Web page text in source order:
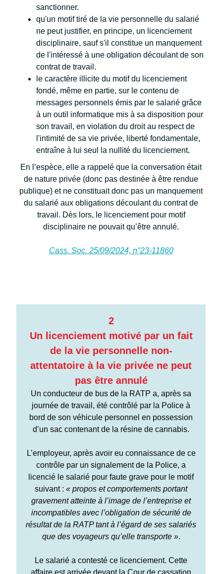
sanctionner.
qu'un motif tiré de la vie personnelle du salarié
ne peut justifier, en principe, un licenciement
disciplinaire, sauf s'il constitue un manquement
de l'intéressé à une obligation découlant de son
contrat de travail.
le caractère illicite du motif du licenciement
fondé, même en partie, sur le contenu de
messages personnels émis par le salarié grâce
à un outil informatique mis à sa disposition pour
son travail, en violation du droit au respect de
l'intimité de sa vie privée, liberté fondamentale,
entraîne à lui seul la nullité du licenciement.
En l’espèce, elle a rappelé que la conversation était
de nature privée (donc pas destinée à être rendue
publique) et ne constituait donc pas un manquement
du salarié aux obligations découlant du contrat de
travail. Dès lors, le licenciement pour motif
disciplinaire ne pouvait qu’être annulé.
Cass. Soc. 25/09/2024, n°23-11860
2
Un licenciement motivé par un fait
de la vie personnelle non-
attentatoire à la vie privée ne peut
pas être annulé
Un conducteur de bus de la RATP a, après sa
journée de travail, été contrôlé par la Police à
bord de son véhicule personnel en possession
d’un sac contenant de la résine de cannabis.
L’employeur, après avoir eu connaissance de ce
contrôle par un signalement de la Police, a
licencié le salarié pour faute grave pour le motif
suivant : « propos et comportements portant
gravement atteinte à l’image de l’entreprise et
incompatibles avec l’obligation de sécurité de
résultat de la RATP tant à l’égard de ses salariés
que des voyageurs qu’elle transporte ».
Le salarié a contesté ce licenciement. Cette
affaire est arrivée devant la Cour de cassation